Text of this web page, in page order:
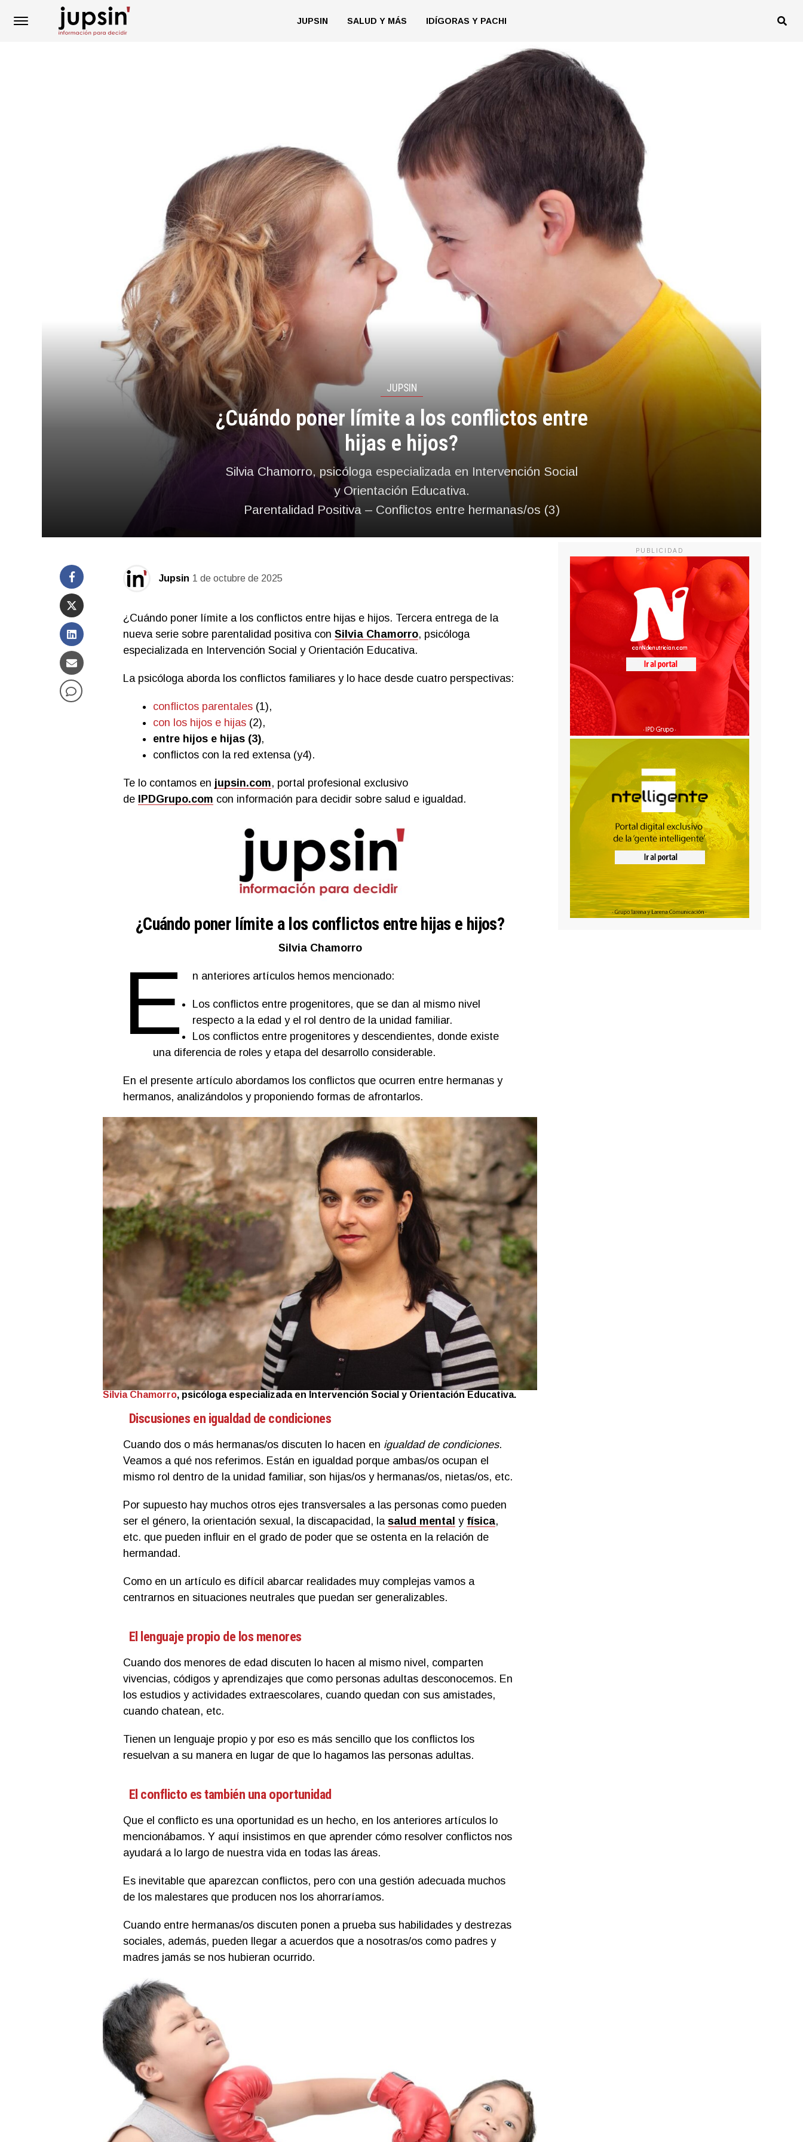
JUPSIN SALUD Y MÁS IDÍGORAS Y PACHI
JUPSIN
¿Cuándo poner límite a los conflictos entre
hijas e hijos?
Silvia Chamorro, psicóloga especializada en Intervención Social
y Orientación Educativa.
Parentalidad Positiva – Conflictos entre hermanas/os (3)
Jupsin 1 de octubre de 2025
¿Cuándo poner límite a los conflictos entre hijas e hijos. Tercera entrega de la
nueva serie sobre parentalidad positiva con Silvia Chamorro, psicóloga
especializada en Intervención Social y Orientación Educativa.
La psicóloga aborda los conflictos familiares y lo hace desde cuatro perspectivas:
conflictos parentales(1),
con los hijos e hijas(2),
entre hijos e hijas (3),
conflictos con la red extensa (y4).
Te lo contamos en jupsin.com, portal profesional exclusivo
de IPDGrupo.com con información para decidir sobre salud e igualdad.
¿Cuándo poner límite a los conflictos entre hijas e hijos?
Silvia Chamorro
E n anteriores artículos hemos mencionado:
Los conflictos entre progenitores, que se dan al mismo nivel
respecto a la edad y el rol dentro de la unidad familiar.
Los conflictos entre progenitores y descendientes, donde existe
una diferencia de roles y etapa del desarrollo considerable.
En el presente artículo abordamos los conflictos que ocurren entre hermanas y
hermanos, analizándolos y proponiendo formas de afrontarlos.
Silvia Chamorro, psicóloga especializada en Intervención Social y Orientación Educativa.
Discusiones en igualdad de condiciones
Cuando dos o más hermanas/os discuten lo hacen en igualdad de condiciones.
Veamos a qué nos referimos. Están en igualdad porque ambas/os ocupan el
mismo rol dentro de la unidad familiar, son hijas/os y hermanas/os, nietas/os, etc.
Por supuesto hay muchos otros ejes transversales a las personas como pueden
ser el género, la orientación sexual, la discapacidad, la salud mental y física,
etc. que pueden influir en el grado de poder que se ostenta en la relación de
hermandad.
Como en un artículo es difícil abarcar realidades muy complejas vamos a
centrarnos en situaciones neutrales que puedan ser generalizables.
El lenguaje propio de los menores
Cuando dos menores de edad discuten lo hacen al mismo nivel, comparten
vivencias, códigos y aprendizajes que como personas adultas desconocemos. En
los estudios y actividades extraescolares, cuando quedan con sus amistades,
cuando chatean, etc.
Tienen un lenguaje propio y por eso es más sencillo que los conflictos los
resuelvan a su manera en lugar de que lo hagamos las personas adultas.
El conflicto es también una oportunidad
Que el conflicto es una oportunidad es un hecho, en los anteriores artículos lo
mencionábamos. Y aquí insistimos en que aprender cómo resolver conflictos nos
ayudará a lo largo de nuestra vida en todas las áreas.
Es inevitable que aparezcan conflictos, pero con una gestión adecuada muchos
de los malestares que producen nos los ahorraríamos.
Cuando entre hermanas/os discuten ponen a prueba sus habilidades y destrezas
sociales, además, pueden llegar a acuerdos que a nosotras/os como padres y
madres jamás se nos hubieran ocurrido.
PUBLICIDAD